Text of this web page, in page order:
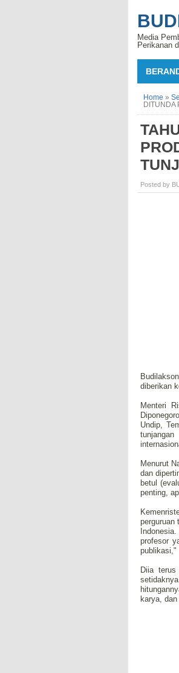
Media
Perikanan
Home »
DITUNDA
Posted by
diberikan
Menteri
Undip,
Menurut
dan
betul
penting,
perguruan
profesor
publikasi,"
Diia terus
karya,